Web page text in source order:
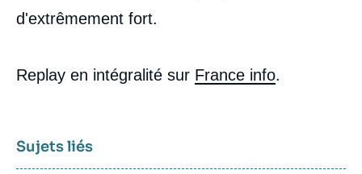
d'extrêmement fort.
Replay en intégralité sur France info.
Sujets liés